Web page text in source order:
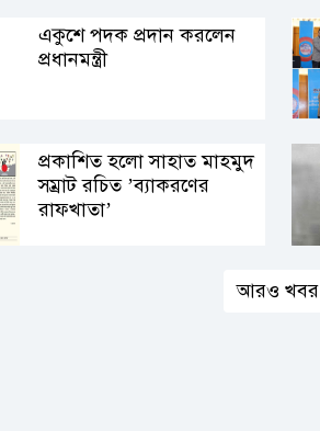
একুশে পদক প্রদান করলেন
প্রধানমন্ত্রী
প্রকাশিত হলো সাহাত মাহমুদ
সম্রাট রচিত ’ব্যাকরণের
রাফখাতা’
আরও খবর